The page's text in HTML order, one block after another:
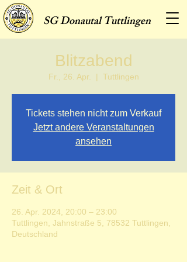
SGDonautal Tuttlingen
Blitzabend
Fr., 26. Apr.
  |
Tuttlingen
Tickets stehen nicht zum Verkauf
Jetzt andere Veranstaltungen
ansehen
Zeit & Ort
26. Apr. 2024, 20:00 – 23:00
Tuttlingen, Jahnstraße 5, 78532 Tuttlingen,
Deutschland